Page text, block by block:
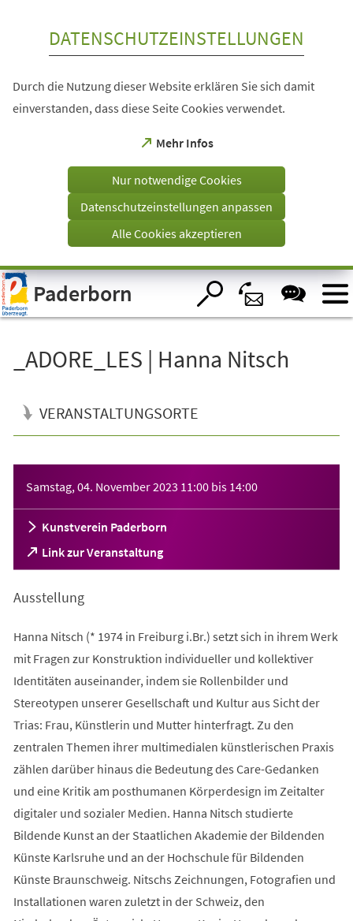
Visuelle
Assistenzsoftware
öffnen.
DATENSCHUTZEINSTELLUNGEN
Durch die Nutzung dieser Website erklären Sie sich damit
einverstanden, dass diese Seite Cookies verwendet.
Mehr Infos
(Öffnet
einem
Tab)
Nur notwendige Cookies
Datenschutzeinstellungen anpassen
Alle Cookies akzeptieren
Paderborn
_ADORE_LES | Hanna Nitsch
VERANSTALTUNGSORTE
Samstag, 04. November 2023 11:00 bis 14:00
Kunstverein Paderborn
Link zur Veranstaltung
(Öffnet
in
neuen
Ausstellung
Hanna Nitsch (* 1974 in Freiburg i.Br.) setzt sich in ihrem Werk
mit Fragen zur Konstruktion individueller und kollektiver
Identitäten auseinander, indem sie Rollenbilder und
Stereotypen unserer Gesellschaft und Kultur aus Sicht der
Trias: Frau, Künstlerin und Mutter hinterfragt. Zu den
zentralen Themen ihrer multimedialen künstlerischen Praxis
zählen darüber hinaus die Bedeutung des Care-Gedanken
und eine Kritik am posthumanen Körperdesign im Zeitalter
digitaler und sozialer Medien. Hanna Nitsch studierte
Bildende Kunst an der Staatlichen Akademie der Bildenden
Künste Karlsruhe und an der Hochschule für Bildenden
Künste Braunschweig. Nitschs Zeichnungen, Fotografien und
Installationen waren zuletzt in der Schweiz, den